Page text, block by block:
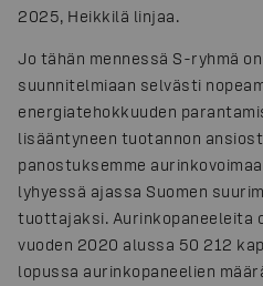
2025, Heikkilä linjaa.
Jo tähän mennessä S-ryhmä
suunnitelmiaan selvästi
energiatehokkuuden
lisääntyneen tuotannon
panostuksemme
lyhyessä ajassa Suomen
tuottajaksi. Aurinkopaneeleita
vuoden 2020 alussa 50 212
lopussa aurinkopaneelien